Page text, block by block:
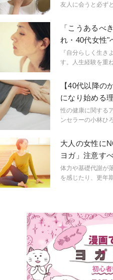
友人に会うと必ず
や美容皮膚科、整
のであれば様々な
せずに自然に歳を
ばある程度の『若
れている反面苦悩
ていくと、幸せに
の？という問いに
「こうあるべ
れ・40代女性"
『自分らしく生き
す。人生経験を重
ん。今までの人生
ったり、自分の道
たり。今回は、大
いて考えてみまし
【40代以降の
になり始める
い乾燥対策は
性の健康に関する
ンセラーの小林ひ
す。
大人の女性に
ヨガ」注意す
体力や基礎代謝が
を感じたり、更年
今回は、40代半ば
の女性がヨガの練
していきます。